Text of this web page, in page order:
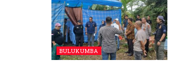
BULUKUMBA